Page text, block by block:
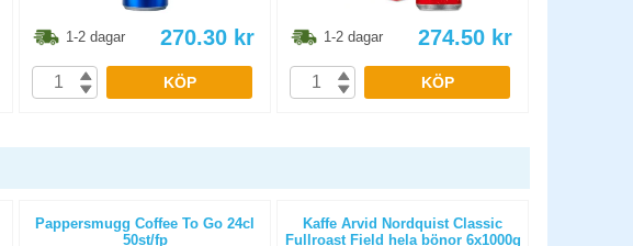
1-2 dagar 270.30 kr
KÖP
1-2 dagar 274.50 kr
KÖP
Pappersmugg Coffee To Go 24cl
50st/fp
Kaffe Arvid Nordquist Classic
Fullroast Field hela bönor 6x1000g